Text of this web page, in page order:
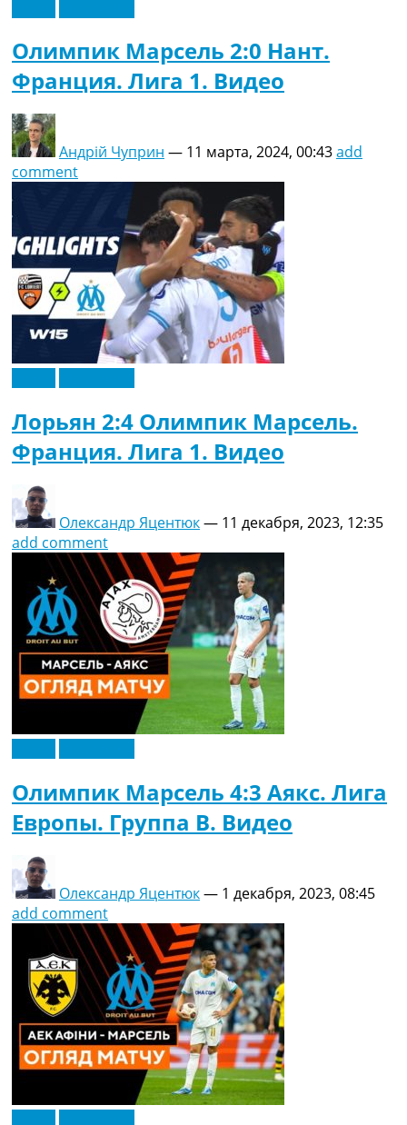
Олимпик Марсель 2:0 Нант.
Франция. Лига 1. Видео
Андрій Чуприн — 11 марта, 2024, 00:43add
comment
Лорьян 2:4 Олимпик Марсель.
Франция. Лига 1. Видео
Олександр Яцентюк— 11 декабря, 2023, 12:35
add comment
Олимпик Марсель 4:3 Аякс. Лига
Европы. Группа B. Видео
Олександр Яцентюк— 1 декабря, 2023, 08:45
add comment